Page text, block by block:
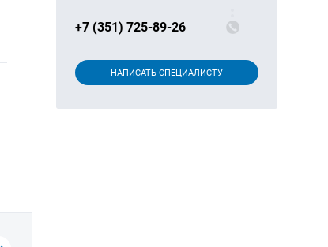
+7 (351) 725-89-26
НАПИСАТЬ СПЕЦИАЛИСТУ